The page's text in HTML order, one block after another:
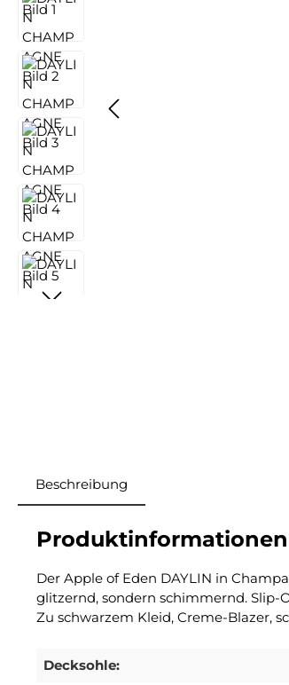
Beschreibung
Produktinformationen
Der Apple of Eden DAYLIN in
glitzernd, sondern schimmernd. Slip-
Zu schwarzem Kleid, Creme-Blazer,
Decksohle: